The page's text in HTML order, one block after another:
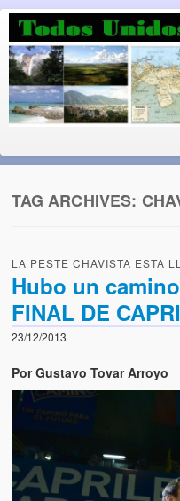
Luchando por
Fuera el chavismo, la peor
¡Bienvenido!
Todos Unidos por
Blog. (Todos Unidos por
Acerca de este blog
Artículos
El Tipo y los Rojos en
Teques)
Hablé con Chavistas (I
TAG ARCHIVES:
LA PESTE CHAVISTA ESTA
Hubo un
FINAL DE
23/12/2013
Por Gustavo Tovar Arroyo